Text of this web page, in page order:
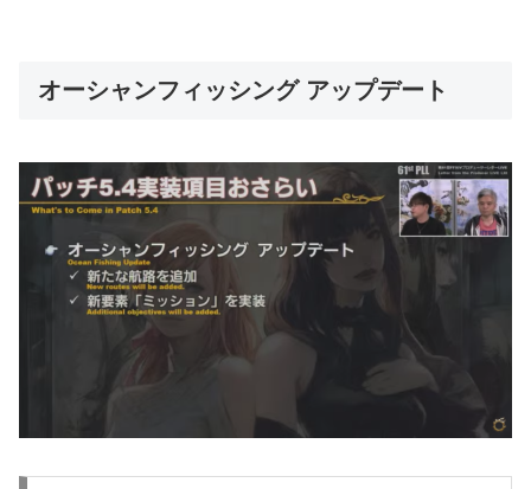
オーシャンフィッシング アップデート